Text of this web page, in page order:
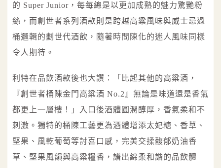
的 Super Junior，每每總是以更加成熟的魅力驚艷粉
絲，而創世者系列酒款則是跨越高粱風味與威士忌過
桶邏輯的劃世代酒飲，隨著時間陳化的迷人風味同樣
令人期待。
利特在品飲酒款後也大讚：「比起其他的高粱酒，
『創世者桶陳金門高粱酒 No.2』無論是味道還是香氣
都更上一層樓！」入口後酒體圓潤醇厚，香氣柔和不
刺激。獨特的桶陳工藝更為酒體增添太妃糖、香草、
堅果、風乾葡萄等討喜口感，完美交揉馥郁奶油香
草、堅果風韻與高粱糧香，譜出綿柔和諧的品飲體